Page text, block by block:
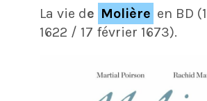
La vie de Molière en BD
1622 / 17 février 1673).